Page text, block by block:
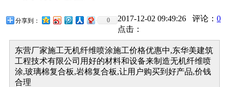
分享到： 0 2017-12-02 09:49:26 评论： 0
点击：
东营厂家施工无机纤维喷涂施工价格优惠中,东华美建筑
工程技术有限公司用好的材料和设备来制造无机纤维喷
涂,玻璃棉复合板,岩棉复合板,让用户购买到好产品,价钱
合理